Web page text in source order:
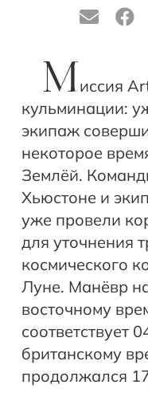
Миссия
кульминации:
экипаж
некоторое
Землёй.
Хьюстоне и
уже провели
для уточнения
космического
Луне. Манёвр
восточному
соответствует
британскому
продолжался